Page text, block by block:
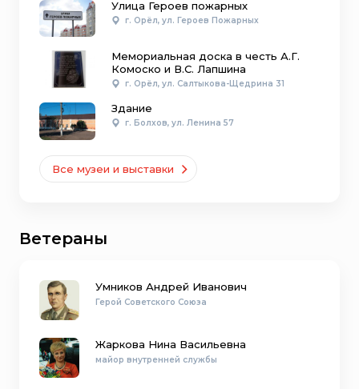
Улица Героев пожарных
г. Орёл, ул. Героев Пожарных
Мемориальная доска в честь А.Г.
Комоско и В.С. Лапшина
г. Орёл, ул. Салтыкова-Щедрина 31
Здание
г. Болхов, ул. Ленина 57
Все музеи и выставки
Ветераны
Умников Андрей Иванович
Герой Советского Союза
Жаркова Нина Васильевна
майор внутренней службы